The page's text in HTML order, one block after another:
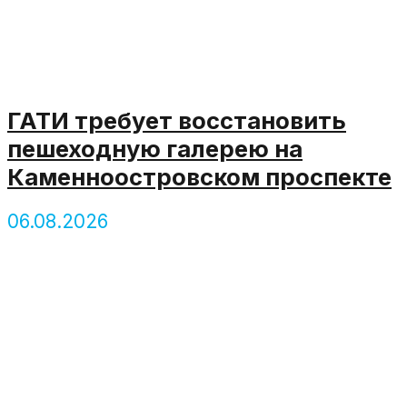
ГАТИ требует восстановить
пешеходную галерею на
Каменноостровском проспекте
06.08.2026